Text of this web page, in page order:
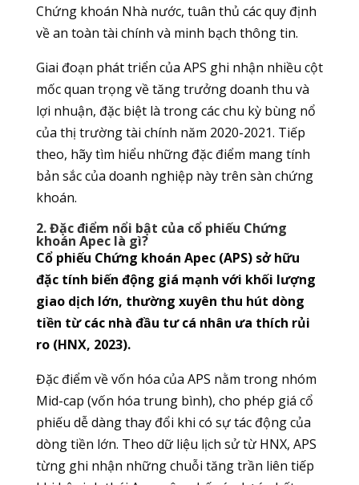
Chứng khoán Nhà nước, tuân thủ các quy định
về an toàn tài chính và minh bạch thông tin.
Giai đoạn phát triển của APS ghi nhận nhiều cột
mốc quan trọng về tăng trưởng doanh thu và
lợi nhuận, đặc biệt là trong các chu kỳ bùng nổ
của thị trường tài chính năm 2020-2021. Tiếp
theo, hãy tìm hiểu những đặc điểm mang tính
bản sắc của doanh nghiệp này trên sàn chứng
khoán.
2. Đặc điểm nổi bật của cổ phiếu Chứng
khoán Apec là gì?
Cổ phiếu Chứng khoán Apec (APS) sở hữu
đặc tính biến động giá mạnh với khối lượng
giao dịch lớn, thường xuyên thu hút dòng
tiền từ các nhà đầu tư cá nhân ưa thích rủi
ro (HNX, 2023).
Đặc điểm về vốn hóa của APS nằm trong nhóm
Mid-cap (vốn hóa trung bình), cho phép giá cổ
phiếu dễ dàng thay đổi khi có sự tác động của
dòng tiền lớn. Theo dữ liệu lịch sử từ HNX, APS
từng ghi nhận những chuỗi tăng trần liên tiếp